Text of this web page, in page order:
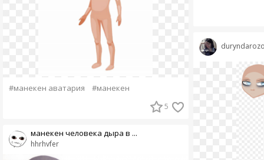
#манекен аватария #манекен
5
hhrhvfer
манекен человека дыра в ...